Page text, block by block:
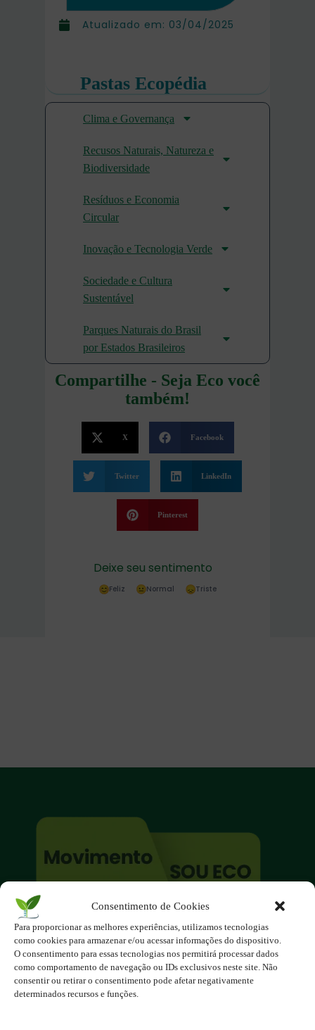
Consentimento de Cookies
Para proporcionar as melhores experiências, utilizamos tecnologias
como cookies para armazenar e/ou acessar informações do dispositivo.
O consentimento para essas tecnologias nos permitirá processar dados
como comportamento de navegação ou IDs exclusivos neste site. Não
consentir ou retirar o consentimento pode afetar negativamente
determinados recursos e funções.
Atualizado em: 03/04/2025
Pastas Ecopédia
Clima e Governança
Recusos Naturais, Natureza e
Biodiversidade
Resíduos e Economia
Circular
Inovação e Tecnologia Verde
Sociedade e Cultura
Sustentável
Parques Naturais do Brasil
por Estados Brasileiros
Compartilhe - Seja Eco você
também!
X Facebook
Twitter LinkedIn
Pinterest
Deixe seu sentimento
Feliz Normal Triste
O site é um movimento ambientalista!
Participe você também!
Podemos fazer muito
se nos unirmos!
Inscreva-se na Newsletter